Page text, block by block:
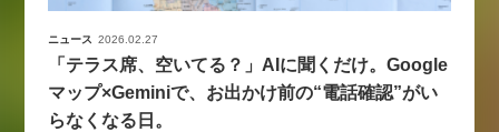
ニュース 2026.02.27
「テラス席、空いてる？」AIに聞くだけ。Google
マップ×Geminiで、お出かけ前の“電話確認”がい
らなくなる日。